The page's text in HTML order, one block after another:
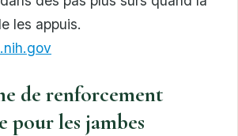
les appuis.
de renforcement
pour les jambes